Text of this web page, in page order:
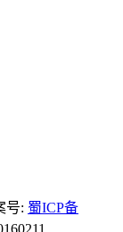
号: 蜀ICP备